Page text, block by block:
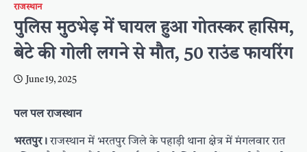
राजस्थान
पुलिस मुठभेड़ में घायल हुआ गोतस्कर हासिम,
बेटे की गोली लगने से मौत, 50 राउंड फायरिंग
June 19, 2025
पल पल राजस्थान
भरतपुर।राजस्थान में भरतपुर जिले के पहाड़ी थाना क्षेत्र में मंगलवार रात